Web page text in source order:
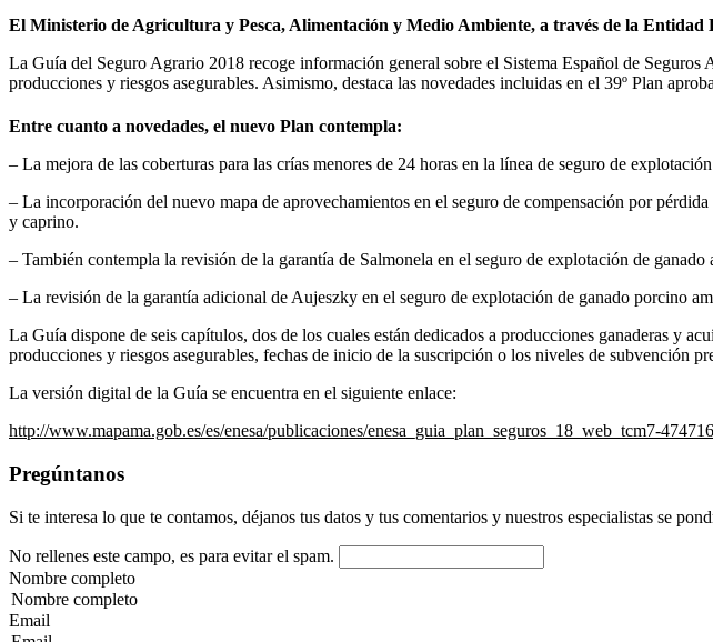
El Ministerio de Agricultura y Pesca, Alimentación y Medio Ambiente, a través de la
La Guía del Seguro Agrario 2018 recoge información general sobre el Sistema Español de Seguros
producciones y riesgos asegurables. Asimismo, destaca las novedades incluidas en el 39º Plan
Entre cuanto a novedades, el nuevo Plan contempla:
– La mejora de las coberturas para las crías menores de 24 horas en la línea de seguro de
– La incorporación del nuevo mapa de aprovechamientos en el seguro de compensación por
y caprino.
– También contempla la revisión de la garantía de Salmonela en el seguro de explotación de ganado
– La revisión de la garantía adicional de Aujeszky en el seguro de explotación de ganado porcino
La Guía dispone de seis capítulos, dos de los cuales están dedicados a producciones ganaderas y
producciones y riesgos asegurables, fechas de inicio de la suscripción o los niveles de subvención
La versión digital de la Guía se encuentra en el siguiente enlace:
http://www.mapama.gob.es/es/enesa/publicaciones/enesa_guia_plan_seguros_18_web_tcm7-
Pregúntanos
Si te interesa lo que te contamos, déjanos tus datos y tus comentarios y nuestros especialistas se
No rellenes este campo, es para evitar el spam.
Nombre completo
Email